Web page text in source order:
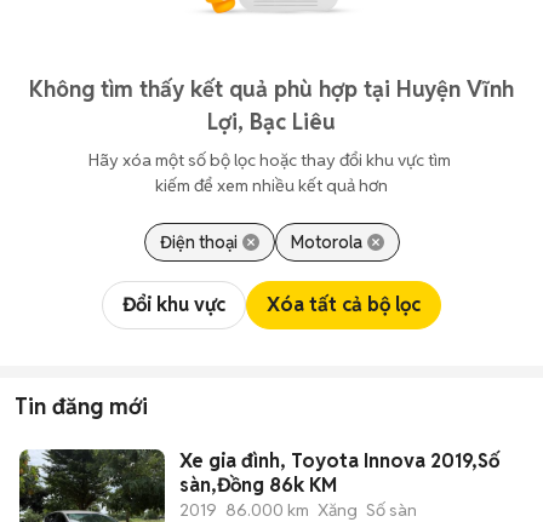
Không tìm thấy kết quả phù hợp tại Huyện Vĩnh
Lợi, Bạc Liêu
Hãy xóa một số bộ lọc hoặc thay đổi khu vực tìm
kiếm để xem nhiều kết quả hơn
Điện thoại Motorola
Đổi khu vực Xóa tất cả bộ lọc
Tin đăng mới
Xe gia đình, Toyota Innova 2019,Số
sàn,Đồng 86k KM
2019 86.000 km Xăng Số sàn